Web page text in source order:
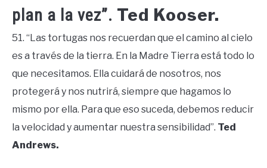
plan a la vez”. Ted Kooser.
51. “Las tortugas nos recuerdan que el camino al cielo
es a través de la tierra. En la Madre Tierra está todo lo
que necesitamos. Ella cuidará de nosotros, nos
protegerá y nos nutrirá, siempre que hagamos lo
mismo por ella. Para que eso suceda, debemos reducir
la velocidad y aumentar nuestra sensibilidad”. Ted
Andrews.